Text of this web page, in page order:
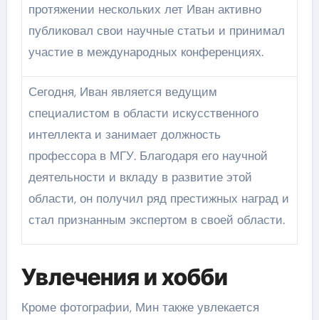
протяжении нескольких лет Иван активно
публиковал свои научные статьи и принимал
участие в международных конференциях.
Сегодня, Иван является ведущим
специалистом в области искусственного
интеллекта и занимает должность
профессора в МГУ. Благодаря его научной
деятельности и вкладу в развитие этой
области, он получил ряд престижных наград и
стал признанным экспертом в своей области.
Увлечения и хобби
Кроме фотографии, Мин также увлекается